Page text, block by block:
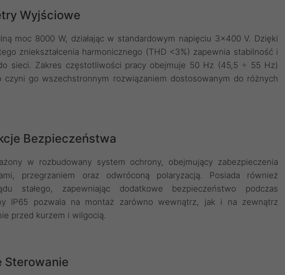
Wyjściowe
moc 8000 W, działając w standardowym napięciu 3x400 V. Dzięki
zniekształcenia harmonicznego (THD <3%) zapewnia stabilność i
sieci. Zakres częstotliwości pracy obejmuje 50 Hz (45,5 ÷ 55 Hz)
go wszechstronnym rozwiązaniem dostosowanym do różnych
Bezpieczeństwa
w rozbudowany system ochrony, obejmujący zabezpieczenia
przegrzaniem oraz odwróconą polaryzacją. Posiada również
stałego, zapewniając dodatkowe bezpieczeństwo podczas
IP65 pozwala na montaż zarówno wewnątrz, jak i na zewnątrz
przed kurzem i wilgocią.
Sterowanie